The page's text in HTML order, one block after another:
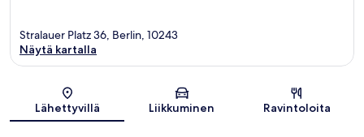
Kartta
Stralauer Platz 36, Berlin, 10243
Näytä kartalla
Lähettyvillä Liikkuminen Ravintoloita